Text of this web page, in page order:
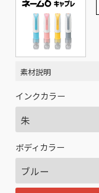
素材説明
インクカラー
ボディカラー